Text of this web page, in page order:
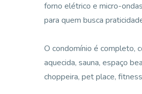
forno elétrico e micro-
para quem busca
O condomínio é completo,
aquecida, sauna, espaço
choppeira, pet place,